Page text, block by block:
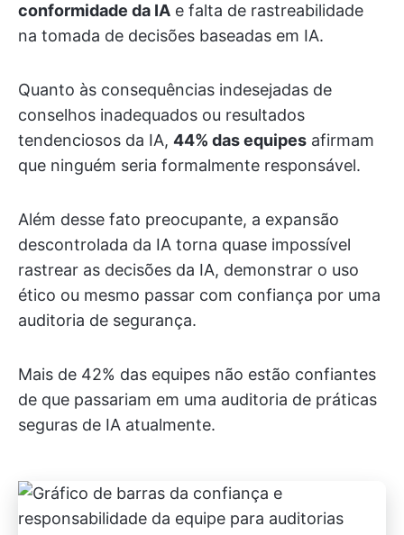
conformidade da IA e falta de rastreabilidade
na tomada de decisões baseadas em IA.
Quanto às consequências indesejadas de
conselhos inadequados ou resultados
tendenciosos da IA, 44% das equipes afirmam
que ninguém seria formalmente responsável.
Além desse fato preocupante, a expansão
descontrolada da IA torna quase impossível
rastrear as decisões da IA, demonstrar o uso
ético ou mesmo passar com confiança por uma
auditoria de segurança.
Mais de 42% das equipes não estão confiantes
de que passariam em uma auditoria de práticas
seguras de IA atualmente.